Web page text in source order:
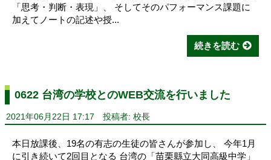
「思考・判断・表現」、 そしてそのパフォーマンス課題に
加えてノートの記述や授...
続きを読む
0622 台湾の学校とのWEB交流を行いました
2021年06月22日 17:17 投稿者: 校長
本日放課後、19名の有志の生徒の皆さんが参加し、 今年1月
に引き続いて2回目となる 台湾の「苗栗縣立大同高級中学」